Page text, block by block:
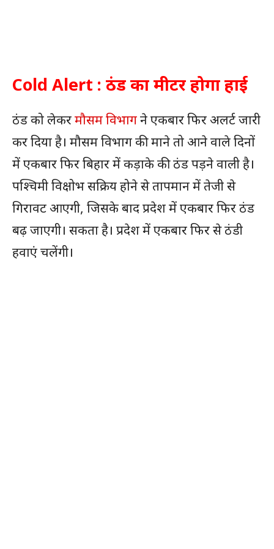
Cold Alert : ठंड का मीटर होगा हाई
ठंड को लेकरमौसम विभागने एकबार फिर अलर्ट जारी
कर दिया है। मौसम विभाग की माने तो आने वाले दिनों
में एकबार फिर बिहार में कड़ाके की ठंड पड़ने वाली है।
पश्चिमी विक्षोभ सक्रिय होने से तापमान में तेजी से
गिरावट आएगी, जिसके बाद प्रदेश में एकबार फिर ठंड
बढ़ जाएगी। सकता है। प्रदेश में एकबार फिर से ठंडी
हवाएं चलेंगी।